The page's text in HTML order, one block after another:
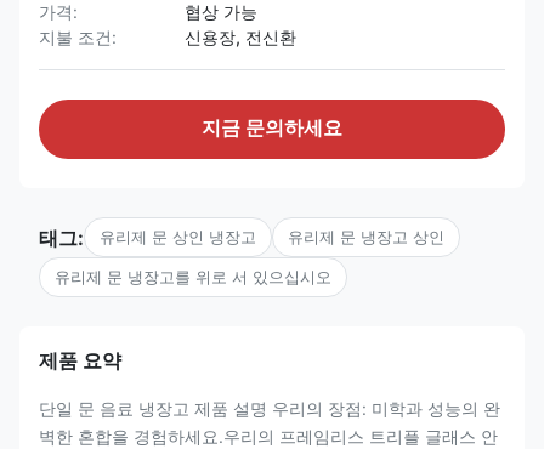
가격:
협상 가능
지불 조건:
신용장, 전신환
지금 문의하세요
태그: 유리제 문 상인 냉장고 유리제 문 냉장고 상인
유리제 문 냉장고를 위로 서 있으십시오
제품 요약
단일 문 음료 냉장고 제품 설명 우리의 장점: 미학과 성능의 완
벽한 혼합을 경험하세요.우리의 프레임리스 트리플 글래스 안